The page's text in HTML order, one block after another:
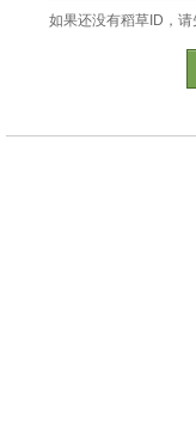
如果还没有稻草ID，请